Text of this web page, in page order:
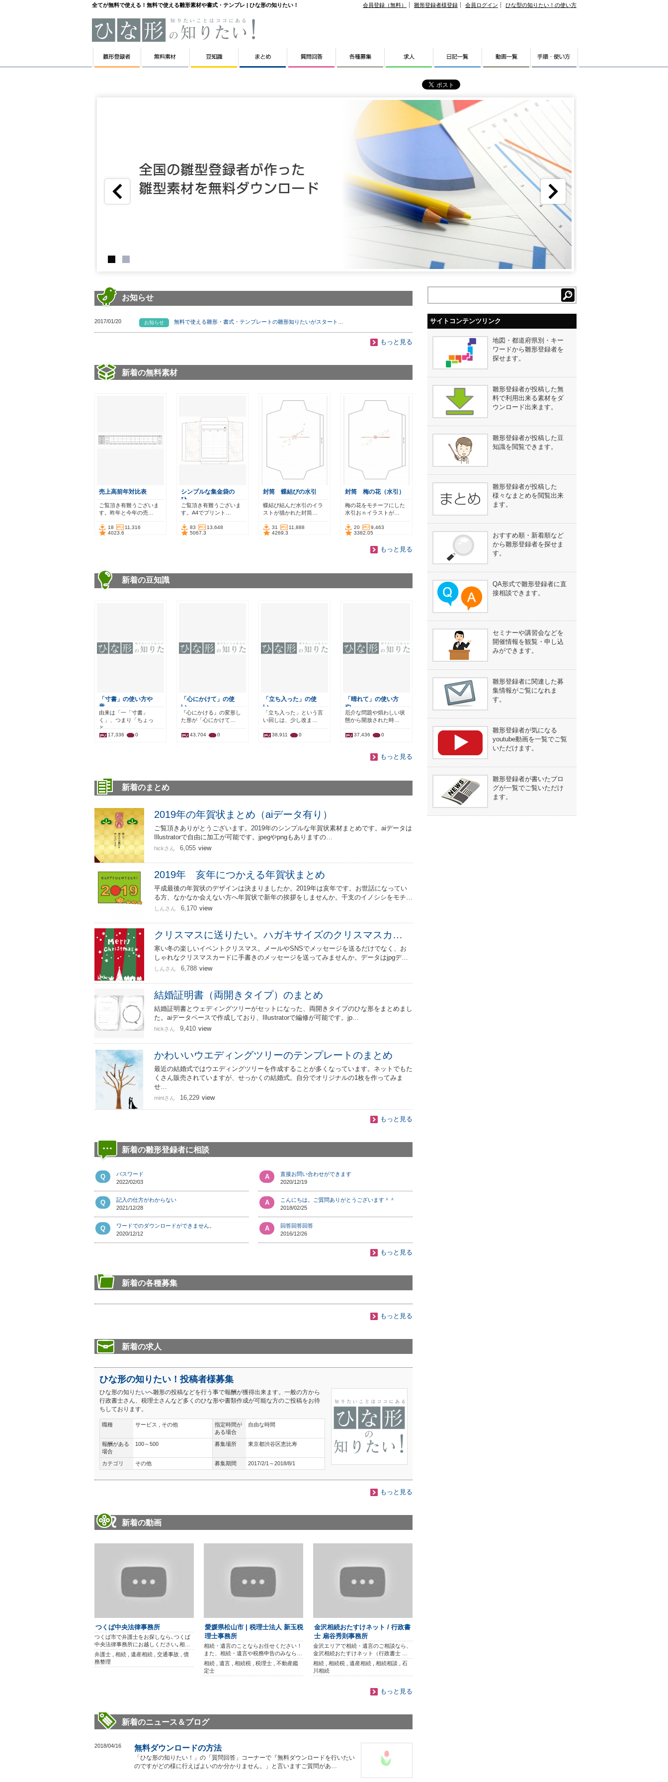
全てが無料で使える！無料で使える雛形素材や書式・テンプレ | ひな形の知りたい！ 会員登録（無料） 雛形登録者様登録 会員ログイン ひな型の知りたい！の使い方
お知らせ
2017/01/20 お知らせ 無料で使える雛形・書式・テンプレートの雛形知りたいがスタート…
もっと見る
新着の無料素材
売上高前年対比表
ご覧頂き有難うございま
す。昨年と今年の売…
18
11,316
4023.6
シンプルな集金袋の
ひ…
ご覧頂き有難うございま
す。A4でプリント…
83
13,648
5067.3
封筒 蝶結びの水引
蝶結び結んだ水引のイラ
ストが描かれた封筒…
31
11,888
4269.3
封筒 梅の花（水引）
梅の花をモチーフにした
水引おｎイラストが…
20
9,463
3382.05
もっと見る
新着の豆知識
「寸書」の使い方や
意…
由来は「一「寸書」
く」、つまり「ちょっ
と…
17,336 0
「心にかけて」の使
い…
『心にかける』の変形し
た形が「心にかけて…
43,704 0
「立ち入った」の使
い…
「立ち入った」という言
い回しは、少し改ま…
38,911 0
「晴れて」の使い方
や…
厄介な問題や煩わしい状
態から開放された時…
37,436 0
もっと見る
新着のまとめ
2019年の年賀状まとめ（aiデータ有り）
ご覧頂きありがとうございます。2019年のシンプルな年賀状素材まとめです。aiデータは
Illustratorで自由に加工が可能です。jpegやpngもありますの…
hickさん 6,055 view
2019年 亥年につかえる年賀状まとめ
平成最後の年賀状のデザインは決まりましたか。2019年は亥年です。お世話になってい
る方、なかなか会えない方へ年賀状で新年の挨拶をしませんか。干支のイノシシをモチ…
しんさん 6,170 view
クリスマスに送りたい。ハガキサイズのクリスマスカ…
寒い冬の楽しいイベントクリスマス。メールやSNSでメッセージを送るだけでなく、お
しゃれなクリスマスカードに手書きのメッセージを送ってみませんか。データはjpgデ…
しんさん 6,788 view
結婚証明書（両開きタイプ）のまとめ
結婚証明書とウェディングツリーがセットになった、両開きタイプのひな形をまとめまし
た。aiデータベースで作成しており、Illustratorで編修が可能です。jp…
hickさん 9,410 view
かわいいウエディングツリーのテンプレートのまとめ
最近の結婚式ではウエディングツリーを作成することが多くなっています。ネットでもた
くさん販売されていますが、せっかくの結婚式。自分でオリジナルの1枚を作ってみま
せ…
mintさん 16,229 view
もっと見る
新着の雛形登録者に相談
Q
パスワード
2022/02/03
Q
記入の仕方がわからない
2021/12/28
Q
ワードでのダウンロードができません。
2020/12/12
A
直接お問い合わせができます
2020/12/19
A
こんにちは。ご質問ありがとうございます＾＾
2018/02/25
A
回答回答回答
2016/12/26
もっと見る
新着の各種募集
もっと見る
新着の求人
ひな形の知りたい！投稿者様募集
ひな形の知りたいへ雛形の投稿などを行う事で報酬が獲得出来ます。一般の方から
行政書士さん、税理士さんなど多くのひな形や書類作成が可能な方のご投稿をお待
ちしております。
職種 サービス , その他
指定時間が
ある場合
自由な時間
報酬がある
場合
100～500 募集場所 東京都渋谷区恵比寿
カテゴリ その他 募集期間 2017/2/1～2018/8/1
もっと見る
新着の動画
つくば中央法律事務所
つくば市で弁護士をお探しなら､つくば
中央法律事務所にお越しください｡相…
弁護士 , 相続 , 遺産相続 , 交通事故 , 債
務整理
愛媛県松山市 | 税理士法人 新玉税
理士事務所
相続・遺言のことならお任せください！
また、相続・遺言や税務申告のみなら…
相続 , 遺言 , 相続税 , 税理士 , 不動産鑑
定士
金沢相続おたすけネット / 行政書
士 扇谷秀則事務所
金沢エリアで相続・遺言のご相談なら、
金沢相続おたすけネット（行政書士 …
相続 , 相続税 , 遺産相続 , 相続相談 , 石
川相続
もっと見る
新着のニュース＆ブログ
2018/04/16 無料ダウンロードの方法
「ひな形の知りたい！」の「質問回答」コーナーで『無料ダウンロードを行いたい
のですがどの様に行えばよいのか分かりません。」と言いますご質問があ…
サイトコンテンツリンク
地図・都道府県別・キー
ワードから雛形登録者を
探せます。
雛形登録者が投稿した無
料で利用出来る素材をダ
ウンロード出来ます。
雛形登録者が投稿した豆
知識を閲覧できます。
雛形登録者が投稿した
様々なまとめを閲覧出来
ます。
おすすめ順・新着順など
から雛形登録者を探せま
す。
QA形式で雛形登録者に直
接相談できます。
セミナーや講習会などを
開催情報を観覧・申し込
みができます。
雛形登録者に関連した募
集情報がご覧になれま
す。
雛形登録者が気になる
youtube動画を一覧でご覧
いただけます。
雛形登録者が書いたブロ
グが一覧でご覧いただけ
ます。